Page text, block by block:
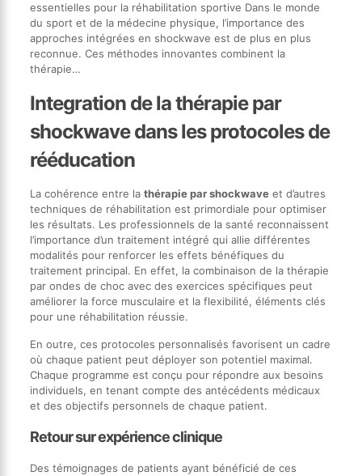
essentielles pour la réhabilitation sportive Dans le monde
du sport et de la médecine physique, l’importance des
approches intégrées en shockwave est de plus en plus
reconnue. Ces méthodes innovantes combinent la
thérapie…
Integration de la thérapie par
shockwave dans les protocoles de
rééducation
La cohérence entre la thérapie par shockwaveet d’autres
techniques de réhabilitation est primordiale pour optimiser
les résultats. Les professionnels de la santé reconnaissent
l’importance d’un traitement intégré qui allie différentes
modalités pour renforcer les effets bénéfiques du
traitement principal. En effet, la combinaison de la thérapie
par ondes de choc avec des exercices spécifiques peut
améliorer la force musculaire et la flexibilité, éléments clés
pour une réhabilitation réussie.
En outre, ces protocoles personnalisés favorisent un cadre
où chaque patient peut déployer son potentiel maximal.
Chaque programme est conçu pour répondre aux besoins
individuels, en tenant compte des antécédents médicaux
et des objectifs personnels de chaque patient.
Retour sur expérience clinique
Des témoignages de patients ayant bénéficié de ces